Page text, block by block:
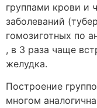
группами крови и
заболеваний
гомозиготных по
, в 3 раза чаще
желудка.
Построение
многом